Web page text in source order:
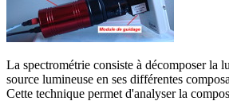
La spectrométrie consiste à décomposer la
source lumineuse en ses différentes
Cette technique permet d'analyser la